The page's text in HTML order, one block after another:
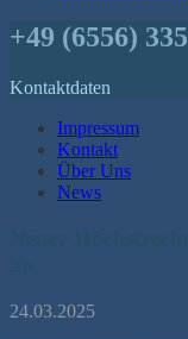
+49 (6556) 335
Kontaktdaten
Impressum
Kontakt
Über Uns
News
24.03.2025